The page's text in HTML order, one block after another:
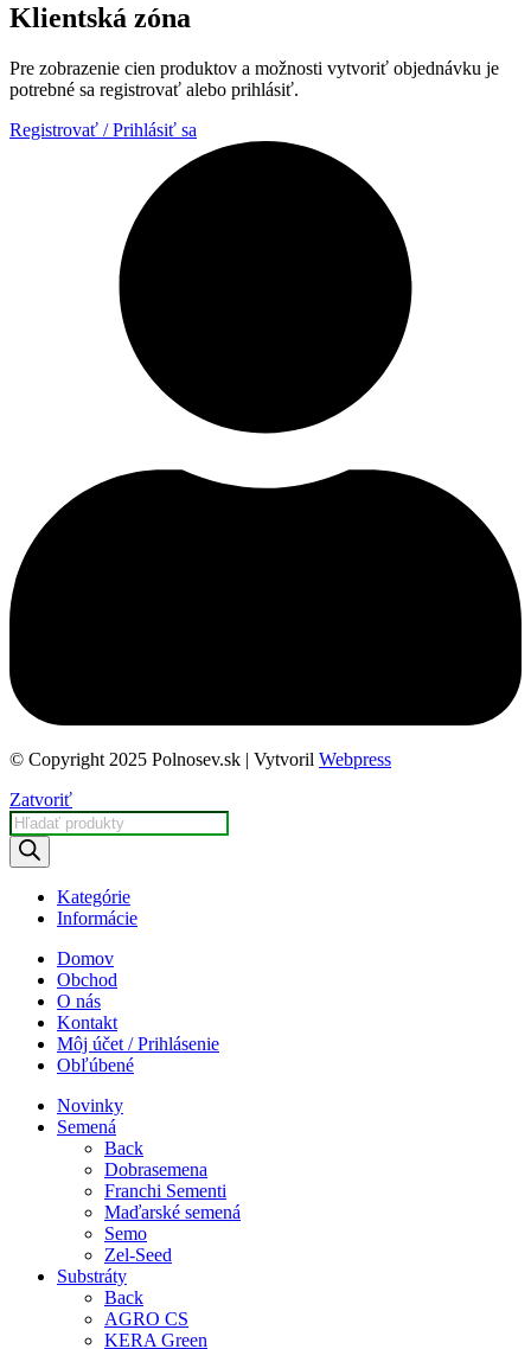
Klientská zóna
Pre zobrazenie cien produktov a možnosti vytvoriť objednávku je
potrebné sa registrovať alebo prihlásiť.
Registrovať / Prihlásiť sa
© Copyright 2025 Polnosev.sk | Vytvoril Webpress
Zatvoriť
Products
search
Kategórie
Informácie
Domov
Obchod
O nás
Kontakt
Môj účet / Prihlásenie
Obľúbené
Novinky
Semená
Back
Dobrasemena
Franchi Sementi
Maďarské semená
Semo
Zel-Seed
Substráty
Back
AGRO CS
KERA Green